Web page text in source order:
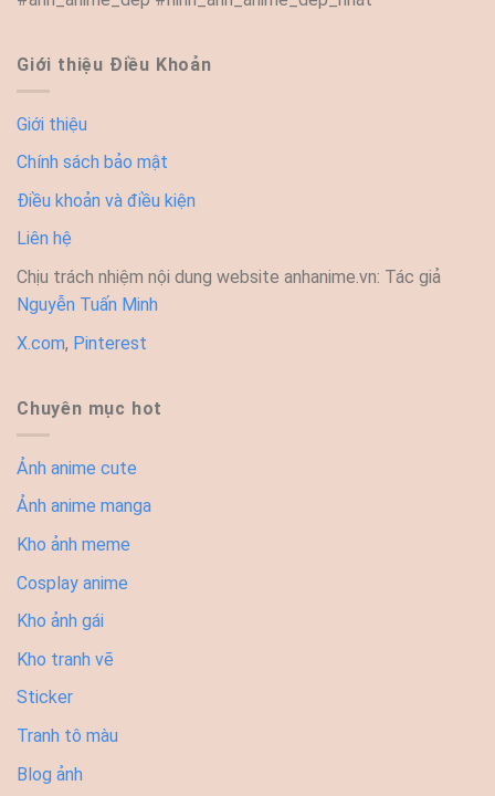
Giới thiệu Điều Khoản
Giới thiệu
Chính sách bảo mật
Điều khoản và điều kiện
Liên hệ
Chịu trách nhiệm nội dung website anhanime.vn: Tác giả
Nguyễn Tuấn Minh
X.com, Pinterest
Chuyên mục hot
Ảnh anime cute
Ảnh anime manga
Kho ảnh meme
Cosplay anime
Kho ảnh gái
Kho tranh vẽ
Sticker
Tranh tô màu
Blog ảnh